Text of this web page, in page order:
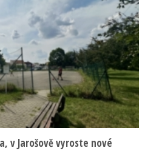
v Jarošově vyroste nové